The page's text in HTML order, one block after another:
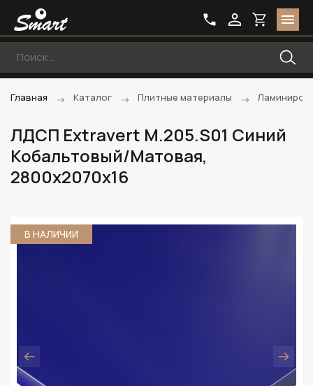
Главная Каталог Плитные материалы
ЛДСП Extravert M.205.S01 Синий
Кобальтовый/Матовая,
2800х2070х16
В НАЛИЧИИ